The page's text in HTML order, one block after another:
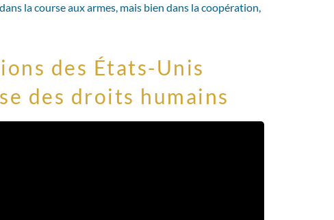
la course aux armes, mais bien dans la coopération,
des États-Unis
des droits humains